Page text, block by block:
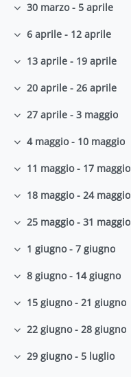
Minimizza
30 marzo - 5 aprile
Minimizza
6 aprile - 12 aprile
Minimizza
13 aprile - 19 aprile
Minimizza
20 aprile - 26 aprile
Minimizza
27 aprile - 3 maggio
Minimizza
4 maggio - 10 maggio
Minimizza
11 maggio - 17 maggio
Minimizza
18 maggio - 24 maggio
Minimizza
25 maggio - 31 maggio
Minimizza
1 giugno - 7 giugno
Minimizza
8 giugno - 14 giugno
Minimizza
15 giugno - 21 giugno
Minimizza
22 giugno - 28 giugno
Minimizza
29 giugno - 5 luglio